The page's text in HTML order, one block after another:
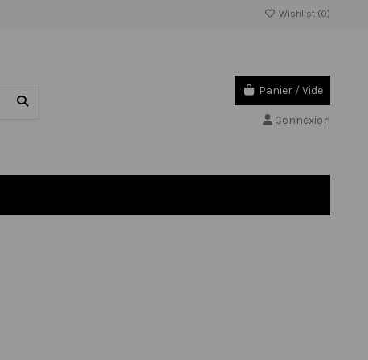
Wishlist (0)
Panier / Vide
Connexion